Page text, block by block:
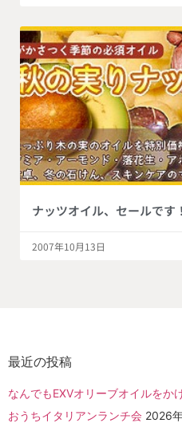
ナッツオイル、セールです！
2007年10月13日
最近の投稿
なんでもEXVオリーブオイルをか
おうちイタリアンランチ会 2026